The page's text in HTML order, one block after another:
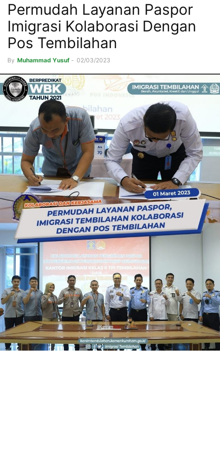
Permudah Layanan Paspor
Imigrasi Kolaborasi Dengan
Pos Tembilahan
By Muhammad Yusuf - 02/03/2023